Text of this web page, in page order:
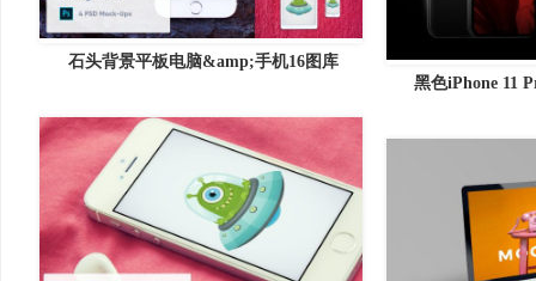
石头背景平板电脑&amp;手机16图库
黑色iPhone 11